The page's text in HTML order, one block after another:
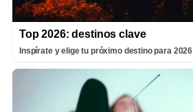
Top 2026: destinos clave
Inspírate y elige tu próximo destino para 2026